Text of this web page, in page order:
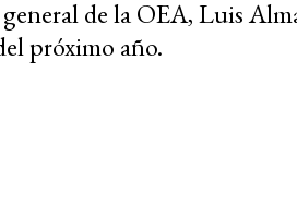
de la OEA, Luis
próximo año.